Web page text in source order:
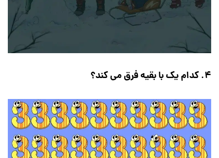
۴. کدام یک با بقیه فرق می کند؟